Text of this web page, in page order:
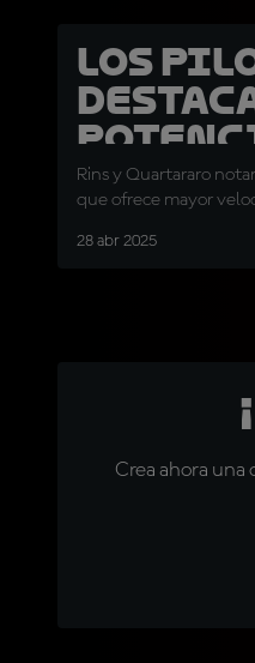
Los
Jerez
Rins y Quartararo
que ofrece mayor
28 abr 2025
Crea ahora